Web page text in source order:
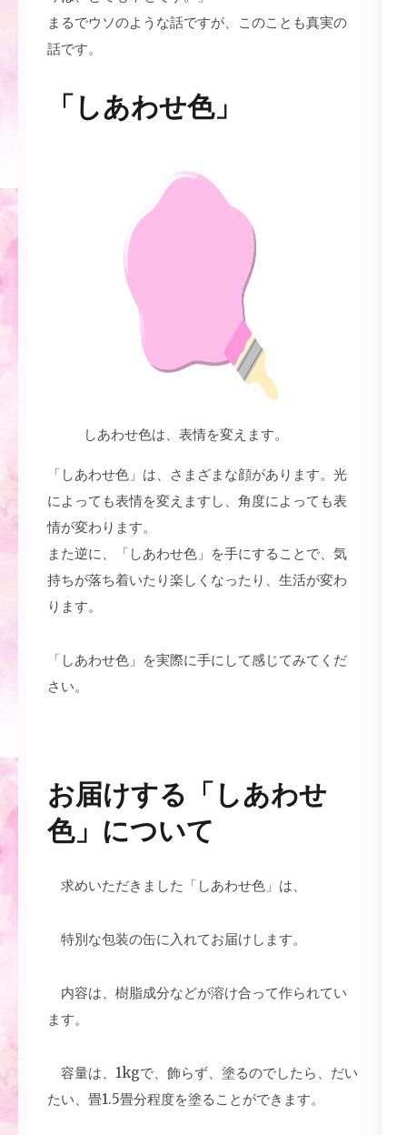
まるでウソのような話ですが、このことも真実の
話です。
「しあわせ色」
しあわせ色は、表情を変えます。
「しあわせ色」は、さまざまな顔があります。光
によっても表情を変えますし、角度によっても表
情が変わります。
また逆に、「しあわせ色」を手にすることで、気
持ちが落ち着いたり楽しくなったり、生活が変わ
ります。
「しあわせ色」を実際に手にして感じてみてくだ
さい。
お届けする「しあわせ
色」について
求めいただきました「しあわせ色」は、
特別な包装の缶に入れてお届けします。
内容は、樹脂成分などが溶け合って作られてい
ます。
容量は、1kgで、飾らず、塗るのでしたら、だい
たい、畳1.5畳分程度を塗ることができます。